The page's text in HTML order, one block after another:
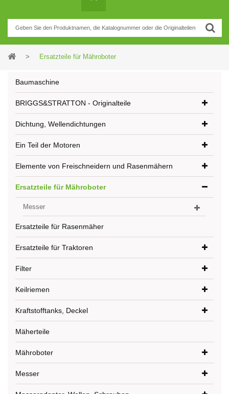
> Ersatzteile für Mähroboter
Baumaschine
BRIGGS&STRATTON - Originalteile
Dichtung, Wellendichtungen
Ein Teil der Motoren
Elemente von Freischneidern und Rasenmähern
Ersatzteile für Mähroboter
Messer
Ersatzteile für Rasenmäher
Ersatzteile für Traktoren
Filter
Keilriemen
Kraftstofftanks, Deckel
Mäherteile
Mähroboter
Messer